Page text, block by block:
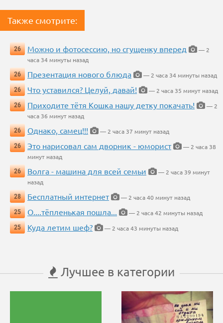
Также смотрите:
26 Можно и фотосессию, но сгущенку вперед
— 2
часа 34 минуты назад
26
Презентация нового блюда
— 2 часа 34 минуты назад
26
Что уставился? Целуй, давай!
— 2 часа 35 минут назад
26
Приходите тётя Кошка нашу детку покачать!
— 2
часа 36 минут назад
26
Однако, самец!!!
— 2 часа 37 минут назад
26
Это нарисовал сам дворник - юморист
— 2 часа 38
минут назад
26
Волга - машина для всей семьи
— 2 часа 39 минут
назад
28
Бесплатный интернет
— 2 часа 40 минут назад
25
О....тёпленькая пошла...
— 2 часа 42 минуты назад
25
Куда летим шеф? — 2 часа 43 минуты назад
Лучшее в категории